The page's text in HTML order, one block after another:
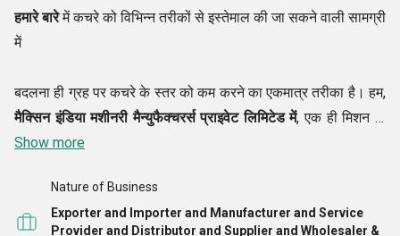
हमारे बारेमें कचरे को विभिन्न तरीकों से इस्तेमाल की जा सकने वाली सामग्री
में
बदलना ही ग्रह पर कचरे के स्तर को कम करने का एकमात्र तरीका है। हम,
मैक्सिन इंडिया मशीनरी मैन्युफैक्चरर्स प्राइवेट लिमिटेड में, एक ही मिशन के
साथ काम कर रहे हैं। प्रौद्योगिकी में प्रगति के साथ, हम कागज, प्लास्टिक,
मशीनें पेश कर रहे हैं।
Show more
Nature of Business
Exporter and Importer and Manufacturer and Service
Provider and Distributor and Supplier and Wholesaler &